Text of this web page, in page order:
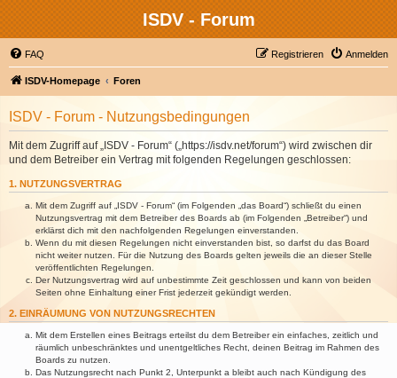
ISDV - Forum
FAQ Anmelden
Registrieren
ISDV-Homepage Foren
ISDV - Forum - Nutzungsbedingungen
Mit dem Zugriff auf „ISDV - Forum“ („https://isdv.net/forum“) wird zwischen dir
und dem Betreiber ein Vertrag mit folgenden Regelungen geschlossen:
1. NUTZUNGSVERTRAG
Mit dem Zugriff auf „ISDV - Forum“ (im Folgenden „das Board“) schließt du einen
Nutzungsvertrag mit dem Betreiber des Boards ab (im Folgenden „Betreiber“) und
erklärst dich mit den nachfolgenden Regelungen einverstanden.
Wenn du mit diesen Regelungen nicht einverstanden bist, so darfst du das Board
nicht weiter nutzen. Für die Nutzung des Boards gelten jeweils die an dieser Stelle
veröffentlichten Regelungen.
Der Nutzungsvertrag wird auf unbestimmte Zeit geschlossen und kann von beiden
Seiten ohne Einhaltung einer Frist jederzeit gekündigt werden.
2. EINRÄUMUNG VON NUTZUNGSRECHTEN
Mit dem Erstellen eines Beitrags erteilst du dem Betreiber ein einfaches, zeitlich und
räumlich unbeschränktes und unentgeltliches Recht, deinen Beitrag im Rahmen des
Boards zu nutzen.
Das Nutzungsrecht nach Punkt 2, Unterpunkt a bleibt auch nach Kündigung des